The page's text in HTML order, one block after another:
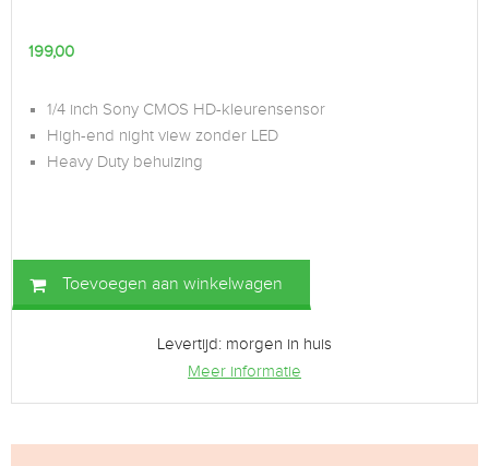
199,00
1/4 inch Sony CMOS HD-kleurensensor
High-end night view zonder LED
Heavy Duty behuizing
Toevoegen aan winkelwagen
Levertijd: morgen in huis
Meer informatie